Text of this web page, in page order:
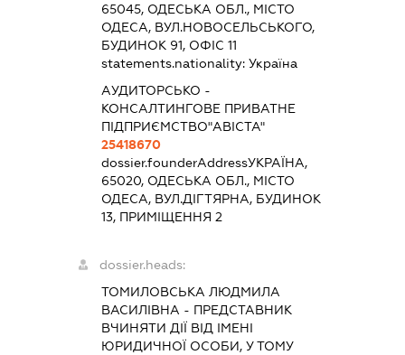
65045, ОДЕСЬКА ОБЛ., МІСТО
ОДЕСА, ВУЛ.НОВОСЕЛЬСЬКОГО,
БУДИНОК 91, ОФІС 11
statements.nationality:Україна
АУДИТОРСЬКО -
КОНСАЛТИНГОВЕ ПРИВАТНЕ
ПІДПРИЄМСТВО"АВІСТА"
25418670
dossier.founderAddressУКРАЇНА,
65020, ОДЕСЬКА ОБЛ., МІСТО
ОДЕСА, ВУЛ.ДІГТЯРНА, БУДИНОК
13, ПРИМІЩЕННЯ 2
dossier.heads:
ТОМИЛОВСЬКА ЛЮДМИЛА
ВАСИЛІВНА - ПРЕДСТАВНИК
ВЧИНЯТИ ДІЇ ВІД ІМЕНІ
ЮРИДИЧНОЇ ОСОБИ, У ТОМУ